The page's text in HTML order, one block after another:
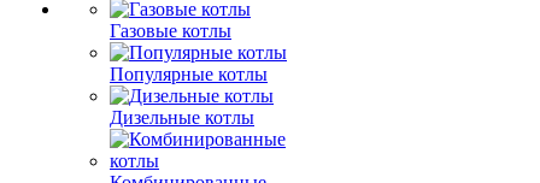
Газовые котлы
Популярные котлы
Дизельные котлы